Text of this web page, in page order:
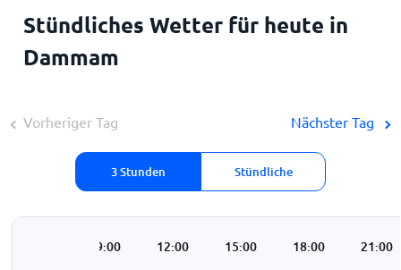
Stündliches Wetter für heute in
Dammam
Vorheriger Tag
3 Stunden Stündliche
Nächster Tag
09:00 12:00 15:00 18:00 21:00